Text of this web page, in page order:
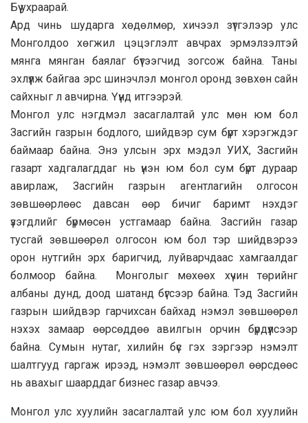
Бүү ухраарай.
Ард чинь шударга хөдөлмөр, хичээл зүтгэлээр улс
Монголдоо хөгжил цэцэглэлт авчрах эрмэлзэлтэй
мянга мянган баялаг бүтээгчид зогсож байна. Таны
эхлүүлж байгаа эрс шинэчлэл монгол оронд зөвхөн сайн
сайхныг л авчирна. Үүнд итгээрэй.
Монгол улс нэгдмэл засаглалтай улс мөн юм бол
Засгийн газрын бодлого, шийдвэр сум бүрт хэрэгждэг
баймаар байна. Энэ улсын эрх мэдэл УИХ, Засгийн
газарт хадгалагддаг нь үнэн юм бол сум бүрт дураар
авирлаж, Засгийн газрын агентлагийн олгосон
зөвшөөрлөөс давсан өөр бичиг баримт нэхдэг
үзэгдлийг бүрмөсөн устгамаар байна. Засгийн газар
тусгай зөвшөөрөл олгосон юм бол тэр шийдвэрээ
орон нутгийн эрх баригчид, луйварчдаас хамгаалдаг
болмоор байна. Монголыг мөхөөх хүчин төрийнг
албаны дунд, доод шатанд бүгсээр байна. Тэд Засгийн
газрын шийдвэр гарчихсан байхад нэмэл зөвшөөрөл
нэхэх замаар өөрсөддөө авилгын орчин бүрдүүлсээр
байна. Сумын нутаг, хилийн бүс гэх зэргээр нэмэлт
шалтгууд гаргаж ирээд, нэмэлт зөвшөөрөл өөрсдөөс
нь авахыг шаарддаг бизнес газар авчээ.
Монгол улс хуулийн засаглалтай улс юм бол хуулийн